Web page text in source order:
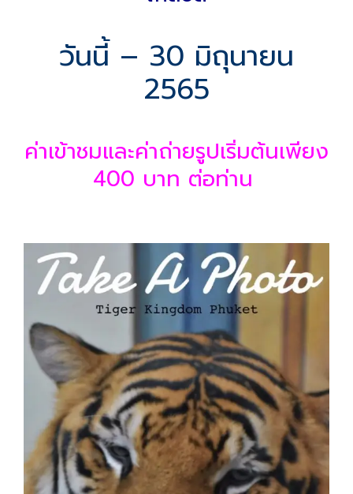
วันนี้ – 30 มิถุนายน
2565
ค่าเข้าชมและค่าถ่ายรูปเริ่มต้นเพียง
400 บาท ต่อท่าน